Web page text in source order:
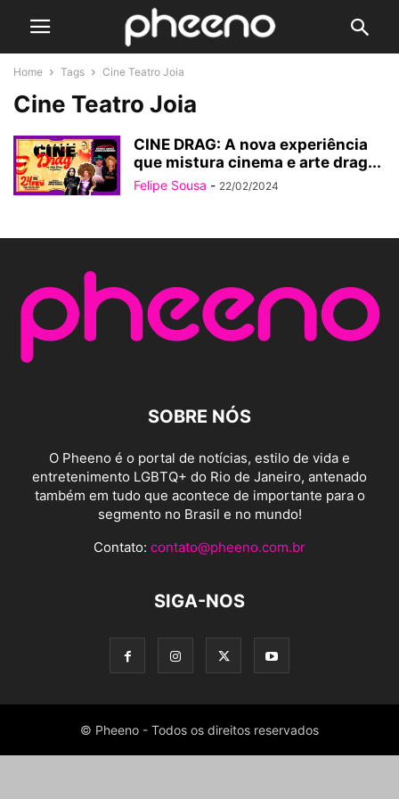
Home Tags Cine Teatro Joia
Cine Teatro Joia
CINE DRAG: A nova experiência
que mistura cinema e arte drag...
Felipe Sousa - 22/02/2024
SOBRE NÓS
O Pheeno é o portal de notícias, estilo de vida e
entretenimento LGBTQ+ do Rio de Janeiro, antenado
também em tudo que acontece de importante para o
segmento no Brasil e no mundo!
Contato: contato@pheeno.com.br
SIGA-NOS
© Pheeno - Todos os direitos reservados